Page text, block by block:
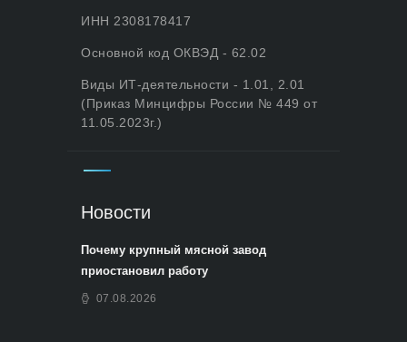
ИНН 2308178417
Основной код ОКВЭД - 62.02
Виды ИТ-деятельности - 1.01, 2.01
(Приказ Минцифры России № 449 от
11.05.2023г.)
Новости
Почему крупный мясной завод
приостановил работу
07.08.2026